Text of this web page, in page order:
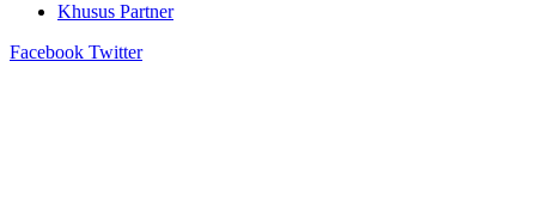
Khusus Partner
Facebook Twitter